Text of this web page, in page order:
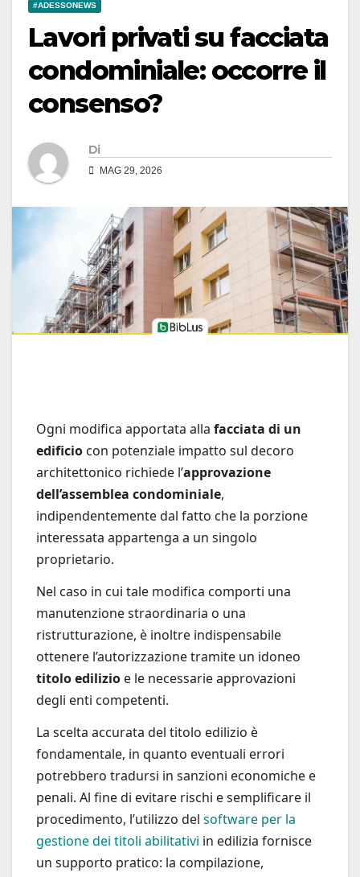
#ADESSONEWS
Lavori privati su facciata
condominiale: occorre il
consenso?
Di
MAG 29, 2026
Ogni modifica apportata alla facciata di un
edificio con potenziale impatto sul decoro
architettonico richiede l’approvazione
dell’assemblea condominiale,
indipendentemente dal fatto che la porzione
interessata appartenga a un singolo
proprietario.
Nel caso in cui tale modifica comporti una
manutenzione straordinaria o una
ristrutturazione, è inoltre indispensabile
ottenere l’autorizzazione tramite un idoneo
titolo edilizio e le necessarie approvazioni
degli enti competenti.
La scelta accurata del titolo edilizio è
fondamentale, in quanto eventuali errori
potrebbero tradursi in sanzioni economiche e
penali. Al fine di evitare rischi e semplificare il
procedimento, l’utilizzo del software per la
gestione dei titoli abilitativi in edilizia fornisce
un supporto pratico: la compilazione,